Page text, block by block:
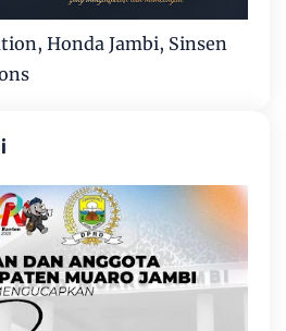
Honda Jambi, Sinsen